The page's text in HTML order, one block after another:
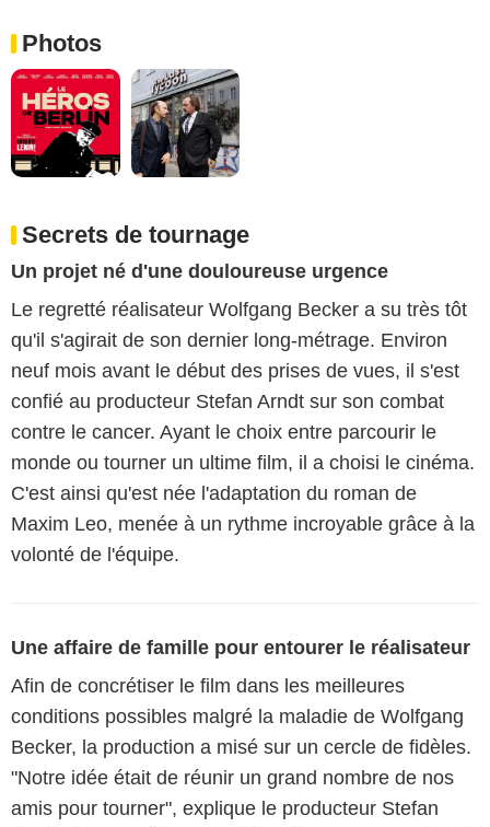
Photos
Secrets de tournage
Un projet né d'une douloureuse urgence
Le regretté réalisateur Wolfgang Becker a su très tôt
qu'il s'agirait de son dernier long-métrage. Environ
neuf mois avant le début des prises de vues, il s'est
confié au producteur Stefan Arndt sur son combat
contre le cancer. Ayant le choix entre parcourir le
monde ou tourner un ultime film, il a choisi le cinéma.
C'est ainsi qu'est née l'adaptation du roman de
Maxim Leo, menée à un rythme incroyable grâce à la
volonté de l'équipe.
Une affaire de famille pour entourer le réalisateur
Afin de concrétiser le film dans les meilleures
conditions possibles malgré la maladie de Wolfgang
Becker, la production a misé sur un cercle de fidèles.
"Notre idée était de réunir un grand nombre de nos
amis pour tourner", explique le producteur Stefan